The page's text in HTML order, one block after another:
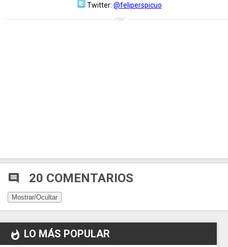
Twitter: @feliperspicuo
comment 20 COMENTARIOS
Mostrar/Ocultar
whatshot LO MÁS POPULAR